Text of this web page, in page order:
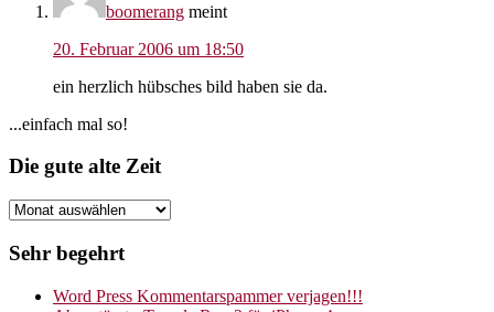
boomerang meint
20. Februar 2006 um 18:50
ein herzlich hübsches bild haben sie da.
Seitenspalte
...einfach mal so!
Footer
Die gute alte Zeit
Die
alte
Sehr begehrt
Word Press Kommentarspammer verjagen!!!